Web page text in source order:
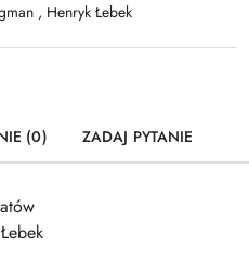
, Henryk Łebek
(0) ZADAJ PYTANIE